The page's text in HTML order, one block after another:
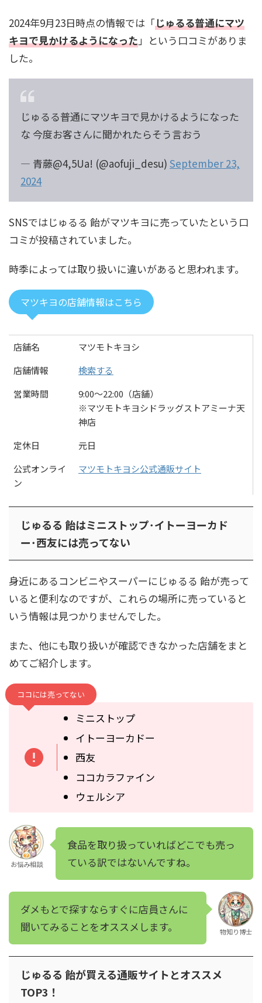
2024年9月23日時点の情報では「じゅるる普通にマツ
キヨで見かけるようになった」という口コミがありま
した。
じゅるる普通にマツキヨで見かけるようになった
な 今度お客さんに聞かれたらそう言おう
— 青藤@4,5Ua! (@aofuji_desu) September 23,
2024
SNSではじゅるる 飴がマツキヨに売っていたという口
コミが投稿されていました。
時季によっては取り扱いに違いがあると思われます。
マツキヨの店舗情報はこちら
店舗名
マツモトキヨシ
店舗情報
検索する
営業時間
9:00〜22:00（店舗）
※マツモトキヨシドラッグストアミーナ天
神店
定休日
元日
公式オンライ
ン
マツモトキヨシ公式通販サイト
じゅるる 飴はミニストップ･イトーヨーカド
ー･西友には売ってない
身近にあるコンビニやスーパーにじゅるる 飴が売って
いると便利なのですが、これらの場所に売っていると
いう情報は見つかりませんでした。
また、他にも取り扱いが確認できなかった店舗をまと
めてご紹介します。
ココには売ってない
ミニストップ
イトーヨーカドー
西友
ココカラファイン
ウェルシア
お悩み相談
食品を取り扱っていればどこでも売っ
ている訳ではないんですね。
ダメもとで探すならすぐに店員さんに
聞いてみることをオススメします。
物知り博士
じゅるる 飴が買える通販サイトとオススメ
TOP3！